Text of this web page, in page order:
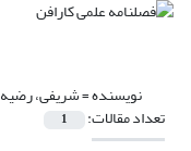
نویسنده =شریفی، رضیه
تعداد مقالات: 1